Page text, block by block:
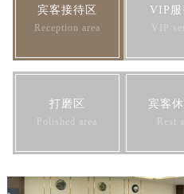
宾客接待区
Reception area
VIP服
VIP
打磨区
Polished area
宾客
Rest